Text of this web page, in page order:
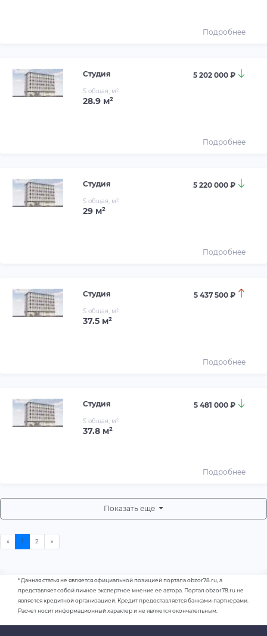
Подробнее
Студия 5 202 000 ₽
S общая, м²
28.9 м²
Подробнее
Студия 5 220 000 ₽
S общая, м²
29 м²
Подробнее
Студия 5 437 500 ₽
S общая, м²
37.5 м²
Подробнее
Студия 5 481 000 ₽
S общая, м²
37.8 м²
Подробнее
Показать еще
* Данная статья не является официальной позицией портала obzor78.ru, а
представляет собой личное экспертное мнение ее автора. Портал obzor78.ru не
является кредитной организацией. Кредит предоставляется банками-партнерами.
Расчет носит информационный характер и не является окончательным.